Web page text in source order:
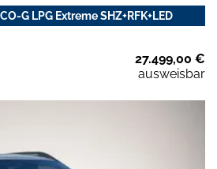
G LPG Extreme SHZ+RFK+LED
27.499,00 €
ausweisbar